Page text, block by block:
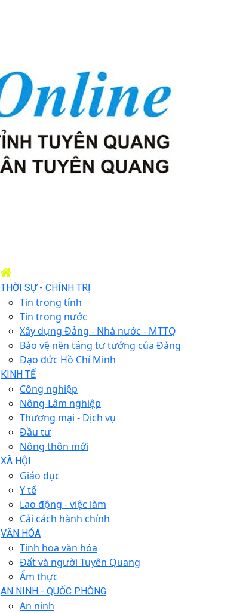
THỜI SỰ - CHÍNH TRỊ
Tin trong tỉnh
Tin trong nước
Xây dựng Đảng - Nhà nước - MTTQ
Bảo vệ nền tảng tư tưởng của Đảng
Đạo đức Hồ Chí Minh
KINH TẾ
Công nghiệp
Nông-Lâm nghiệp
Thương mại - Dịch vụ
Đầu tư
Nông thôn mới
XÃ HỘI
Giáo dục
Y tế
Lao động - việc làm
Cải cách hành chính
VĂN HÓA
Tinh hoa văn hóa
Đất và người Tuyên Quang
Ẩm thực
AN NINH - QUỐC PHÒNG
An ninh